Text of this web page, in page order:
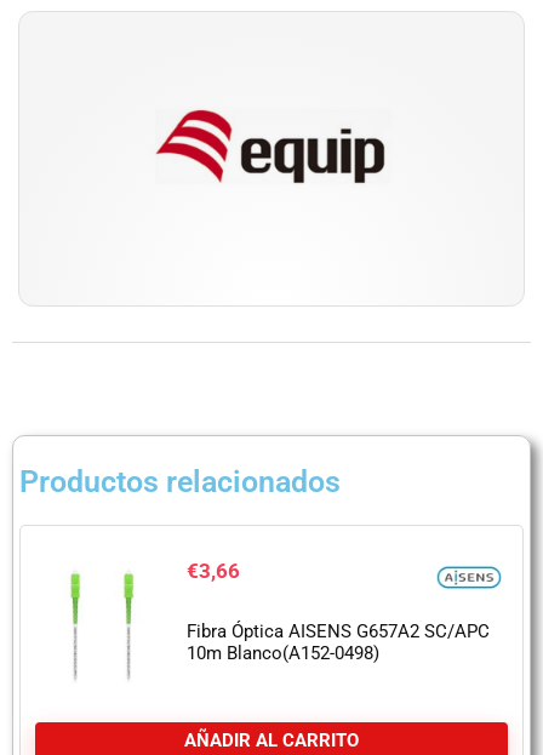
Productos relacionados
€3,66
Fibra Óptica AISENS G657A2 SC/APC
10m Blanco(A152-0498)
AÑADIR AL CARRITO